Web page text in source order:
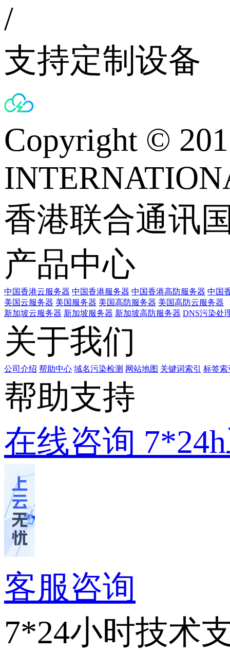
/
支持定制设备
Copyright ©
香港联合通讯
产品中心
中国香港云服务器 中国香港服务器 中国香港高防服务器 中国
美国云服务器 美国服务器 美国高防服务器 美国高防云服务器
新加坡云服务器 新加坡服务器 新加坡高防服务器 DNS污染处
关于我们
公司介绍 帮助中心 域名污染检测 网站地图 关键词索引 标签索
帮助支持
在线咨询
客服咨询
7*24小时技术